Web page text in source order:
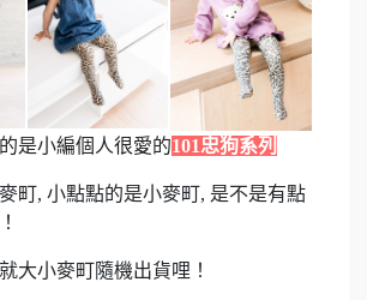
是小編個人很愛的101忠狗系列
町, 小點點的是小麥町, 是不是有點
大小麥町隨機出貨哩！